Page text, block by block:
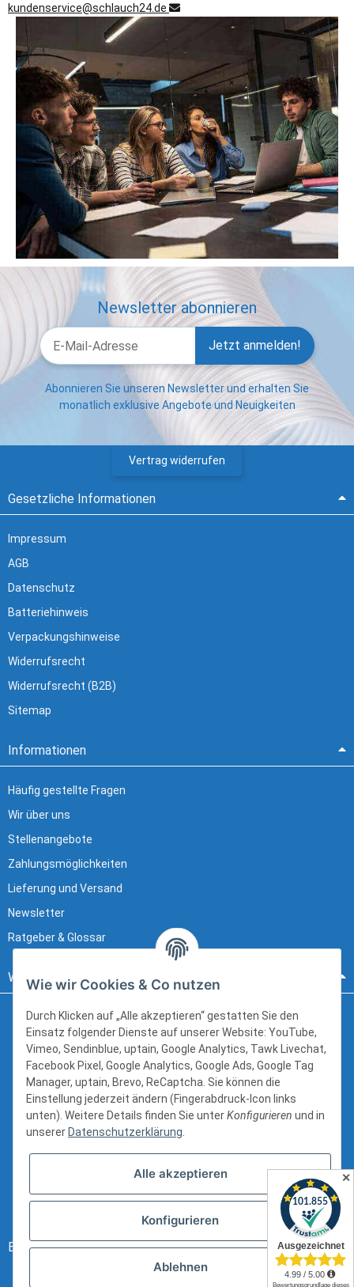
kundenservice@schlauch24.de
Newsletter abonnieren
Jetzt anmelden!
Abonnieren Sie unseren Newsletter und erhalten Sie
monatlich exklusive Angebote und Neuigkeiten
Vertrag widerrufen
Gesetzliche Informationen
Impressum
AGB
Datenschutz
Batteriehinweis
Verpackungshinweise
Widerrufsrecht
Widerrufsrecht (B2B)
Sitemap
Informationen
Häufig gestellte Fragen
Wir über uns
Stellenangebote
Zahlungsmöglichkeiten
Lieferung und Versand
Newsletter
Ratgeber & Glossar
Wir beraten sie gerne:
Hanns-Martin-Schleyer-Straße 12
41199 Mönchengladbach
kundenservice@schlauch24.de
+49 (0) 2166 6216600
Bürozeiten:
Bezahlung:
Wie wir Cookies & Co nutzen
Durch Klicken auf „Alle akzeptieren“ gestatten Sie den
Einsatz folgender Dienste auf unserer Website: YouTube,
Vimeo, Sendinblue, uptain, Google Analytics, Tawk Livechat,
Facebook Pixel, Google Analytics, Google Ads, Google Tag
Manager, uptain, Brevo, ReCaptcha. Sie können die
Einstellung jederzeit ändern (Fingerabdruck-Icon links
unten). Weitere Details finden Sie unterKonfigurieren und in
unserer Datenschutzerklärung.
Alle akzeptieren
Konfigurieren
Ablehnen
✕